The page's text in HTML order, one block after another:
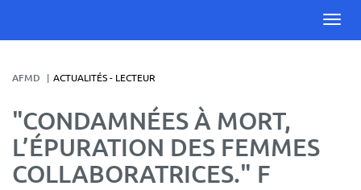
AFMD ACTUALITÉS - LECTEUR
"CONDAMNÉES À MORT,
L’ÉPURATION DES FEMMES
COLLABORATRICES." F